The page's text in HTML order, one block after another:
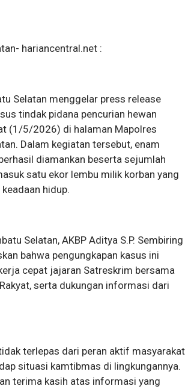
hariancentral.net :
Selatan menggelar press release
tindak pidana pencurian hewan
(1/5/2026) di halaman Mapolres
Dalam kegiatan tersebut, enam
diamankan beserta sejumlah
satu ekor lembu milik korban yang
hidup.
Selatan, AKBP Aditya S.P. Sembiring
bahwa pengungkapan kasus ini
cepat jajaran Satreskrim bersama
serta dukungan informasi dari
terlepas dari peran aktif masyarakat
situasi kamtibmas di lingkungannya.
terima kasih atas informasi yang